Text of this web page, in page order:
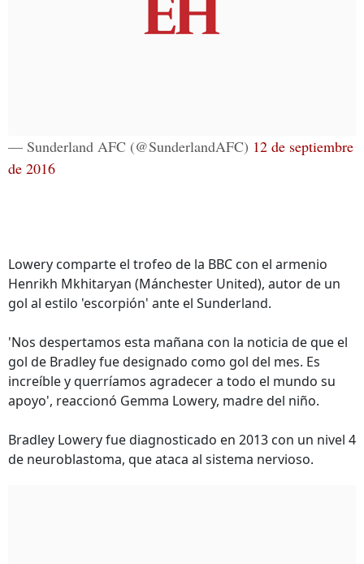
— Sunderland AFC (@SunderlandAFC) 12 de septiembre
de 2016
Lowery comparte el trofeo de la BBC con el armenio
Henrikh Mkhitaryan (Mánchester United), autor de un
gol al estilo 'escorpión' ante el Sunderland.
'Nos despertamos esta mañana con la noticia de que el
gol de Bradley fue designado como gol del mes. Es
increíble y querríamos agradecer a todo el mundo su
apoyo', reaccionó Gemma Lowery, madre del niño.
Bradley Lowery fue diagnosticado en 2013 con un nivel 4
de neuroblastoma, que ataca al sistema nervioso.